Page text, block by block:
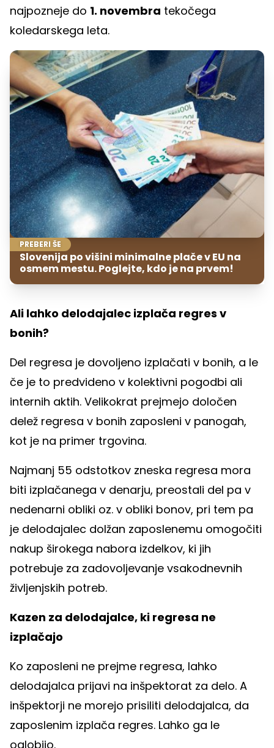
najpozneje do 1. novembra tekočega
koledarskega leta.
PREBERI ŠE
Slovenija po višini minimalne plače v EU na
osmem mestu. Poglejte, kdo je na prvem!
Ali lahko delodajalec izplača regres v
bonih?
Del regresa je dovoljeno izplačati v bonih, a le
če je to predvideno v kolektivni pogodbi ali
internih aktih. Velikokrat prejmejo določen
delež regresa v bonih zaposleni v panogah,
kot je na primer trgovina.
Najmanj 55 odstotkov zneska regresa mora
biti izplačanega v denarju, preostali del pa v
nedenarni obliki oz. v obliki bonov, pri tem pa
je delodajalec dolžan zaposlenemu omogočiti
nakup širokega nabora izdelkov, ki jih
potrebuje za zadovoljevanje vsakodnevnih
življenjskih potreb.
Kazen za delodajalce, ki regresa ne
izplačajo
Ko zaposleni ne prejme regresa, lahko
delodajalca prijavi na inšpektorat za delo. A
inšpektorji ne morejo prisiliti delodajalca, da
zaposlenim izplača regres. Lahko ga le
oglobijo.